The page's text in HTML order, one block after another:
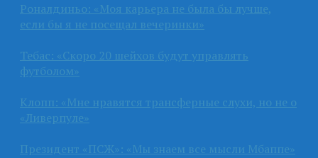
Роналдиньо: «Моя карьера не была бы лучше,
если бы я не посещал вечеринки»
Тебас: «Скоро 20 шейхов будут управлять
футболом»
Клопп: «Мне нравятся трансферные слухи, но не о
«Ливерпуле»
Президент «ПСЖ»: «Мы знаем все мысли Мбаппе»